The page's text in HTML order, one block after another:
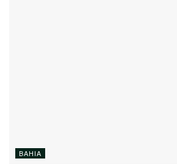
BAHIA